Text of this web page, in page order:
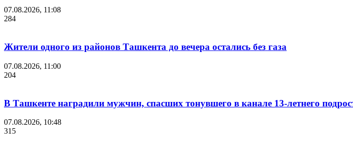
07.08.2026, 11:08
284
Жители одного из районов Ташкента до вечера остались без газа
07.08.2026, 11:00
204
В Ташкенте наградили мужчин, спасших тонувшего в канале 13-летнего
07.08.2026, 10:48
315